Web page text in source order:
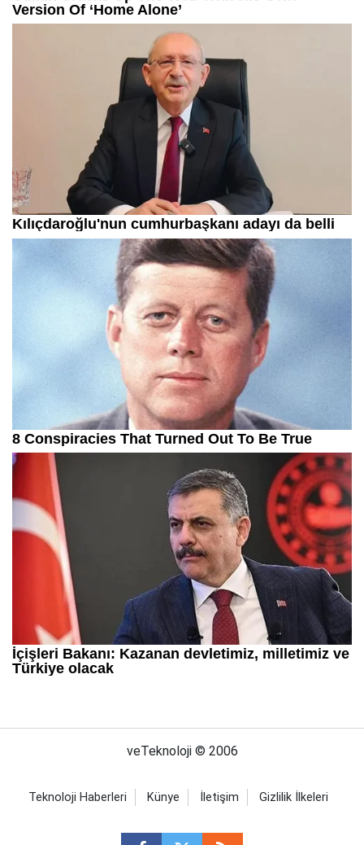
veTeknoloji © 2006
Teknoloji Haberleri Künye İletişim Gizlilik İlkeleri